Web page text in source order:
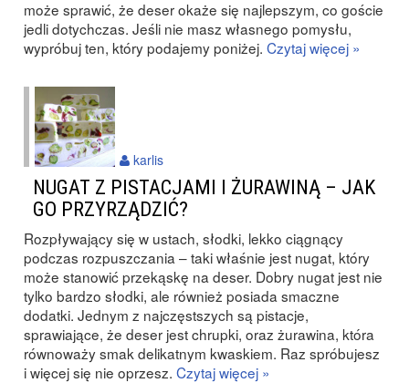
może sprawić, że deser okaże się najlepszym, co goście
jedli dotychczas. Jeśli nie masz własnego pomysłu,
wypróbuj ten, który podajemy poniżej. Czytaj więcej »
NUGAT Z PISTACJAMI I ŻURAWINĄ – JAK
GO PRZYRZĄDZIĆ?
Rozpływający się w ustach, słodki, lekko ciągnący
podczas rozpuszczania – taki właśnie jest nugat, który
może stanowić przekąskę na deser. Dobry nugat jest nie
tylko bardzo słodki, ale również posiada smaczne
dodatki. Jednym z najczęstszych są pistacje,
sprawiające, że deser jest chrupki, oraz żurawina, która
równoważy smak delikatnym kwaskiem. Raz spróbujesz
i więcej się nie oprzesz. Czytaj więcej »
karlis